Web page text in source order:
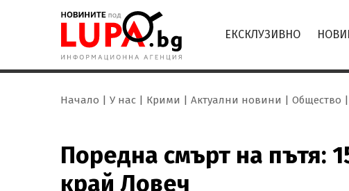
ЕКСКЛУЗИВНО
Начало У нас Крими Актуални новини Общество
Поредна смърт на пътя:
край Ловеч